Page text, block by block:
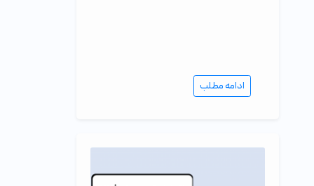
ادامه مطلب